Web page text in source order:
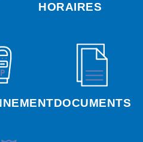
HORAIRES
DOCUMENTS